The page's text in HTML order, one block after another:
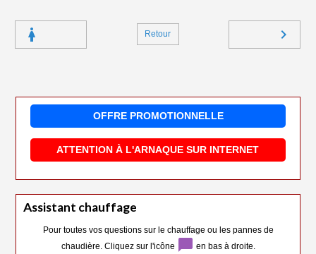
Retour
OFFRE PROMOTIONNELLE
ATTENTION À L'ARNAQUE SUR INTERNET
Assistant chauffage
Pour toutes vos questions sur le chauffage ou les pannes de
chaudière. Cliquez sur l'icône
chat_bubble en bas à droite.